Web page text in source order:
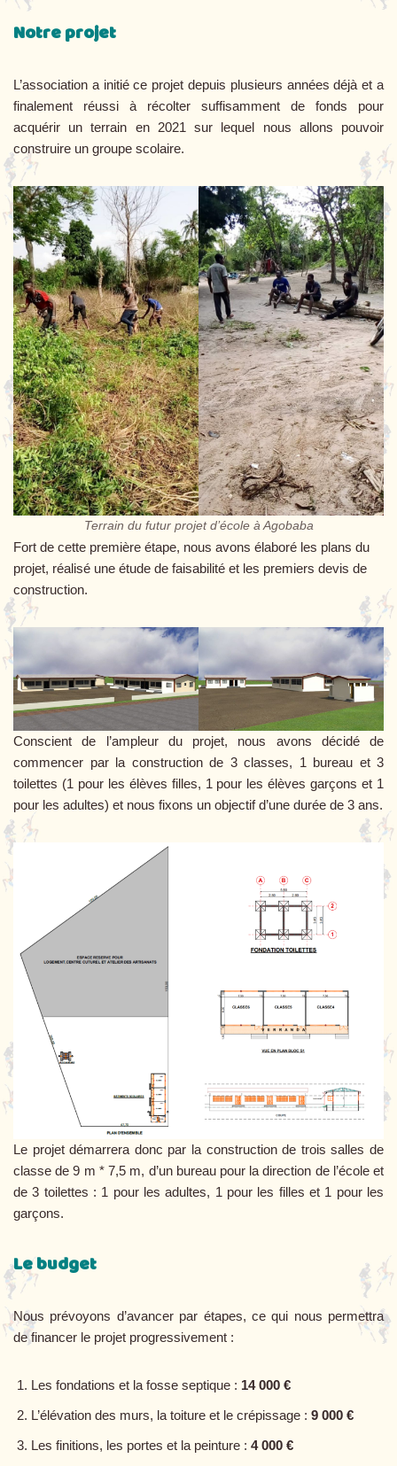
Notre projet
L’association a initié ce projet depuis plusieurs années déjà et a
finalement réussi à récolter suffisamment de fonds pour
acquérir un terrain en 2021 sur lequel nous allons pouvoir
construire un groupe scolaire.
Terrain du futur projet d’école à Agobaba
Fort de cette première étape, nous avons élaboré les plans du
projet, réalisé une étude de faisabilité et les premiers devis de
construction.
Conscient de l’ampleur du projet, nous avons décidé de
commencer par la construction de 3 classes, 1 bureau et 3
toilettes (1 pour les élèves filles, 1 pour les élèves garçons et 1
pour les adultes) et nous fixons un objectif d’une durée de 3 ans.
Le projet démarrera donc par la construction de trois salles de
classe de 9 m * 7,5 m, d’un bureau pour la direction de l’école et
de 3 toilettes : 1 pour les adultes, 1 pour les filles et 1 pour les
garçons.
Le budget
Nous prévoyons d’avancer par étapes, ce qui nous permettra
de financer le projet progressivement :
Les fondations et la fosse septique : 14 000 €
L’élévation des murs, la toiture et le crépissage : 9 000 €
Les finitions, les portes et la peinture : 4 000 €